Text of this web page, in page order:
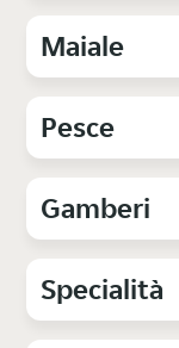
Maiale
Pesce
Gamberi
Specialità